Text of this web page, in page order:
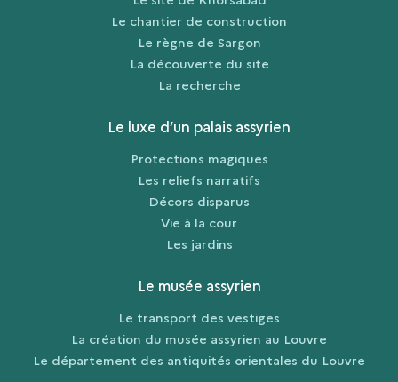
Le chantier de construction
Le règne de Sargon
La découverte du site
La recherche
Le luxe d’un palais assyrien
Protections magiques
Les reliefs narratifs
Décors disparus
Vie à la cour
Les jardins
Le musée assyrien
Le transport des vestiges
La création du musée assyrien au Louvre
Le département des antiquités orientales du Louvre